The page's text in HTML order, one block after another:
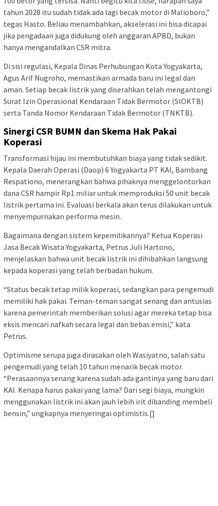
tahun 2028 itu sudah tidak ada lagi becak motor di Malioboro,”
tegas Hasto. Beliau menambahkan, akselerasi ini bisa dicapai
jika pengadaan juga didukung oleh anggaran APBD, bukan
hanya mengandalkan CSR mitra.
Di sisi regulasi, Kepala Dinas Perhubungan Kota Yogyakarta,
Agus Arif Nugroho, memastikan armada baru ini legal dan
aman. Setiap becak listrik yang diserahkan telah mengantongi
Surat Izin Operasional Kendaraan Tidak Bermotor (SIOKTB)
serta Tanda Nomor Kendaraan Tidak Bermotor (TNKTB).
Sinergi CSR BUMN dan Skema Hak Pakai
Koperasi
Transformasi hijau ini membutuhkan biaya yang tidak sedikit.
Kepala Daerah Operasi (Daop) 6 Yogyakarta PT KAI, Bambang
Respationo, menerangkan bahwa pihaknya menggelontorkan
dana CSR hampir Rp1 miliar untuk memproduksi 50 unit becak
listrik pertama ini. Evaluasi berkala akan terus dilakukan untuk
menyempurnakan performa mesin.
Bagaimana dengan sistem kepemilikannya? Ketua Koperasi
Jasa Becak Wisata Yogyakarta, Petrus Juli Hartono,
menjelaskan bahwa unit becak listrik ini dihibahkan langsung
kepada koperasi yang telah berbadan hukum.
“Status becak tetap milik koperasi, sedangkan para pengemudi
memiliki hak pakai. Teman-teman sangat senang dan antusias
karena pemerintah memberikan solusi agar mereka tetap bisa
eksis mencari nafkah secara legal dan bebas emisi,” kata
Petrus.
Optimisme serupa juga dirasakan oleh Wasiyatno, salah satu
pengemudi yang telah 10 tahun menarik becak motor.
“Perasaannya senang karena sudah ada gantinya yang baru dari
KAI. Kenapa harus pakai yang lama? Dari segi biaya, mungkin
menggunakan listrik ini akan jauh lebih irit dibanding membeli
bensin,” ungkapnya menyeringai optimistis.[]